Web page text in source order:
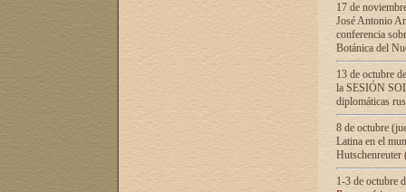
17 de
José Antonio
conferencia
Botánica del
13 de octubre
la SESIÓN
diplomáticas
8 de octubre
Latina en el
1-3 de octubre